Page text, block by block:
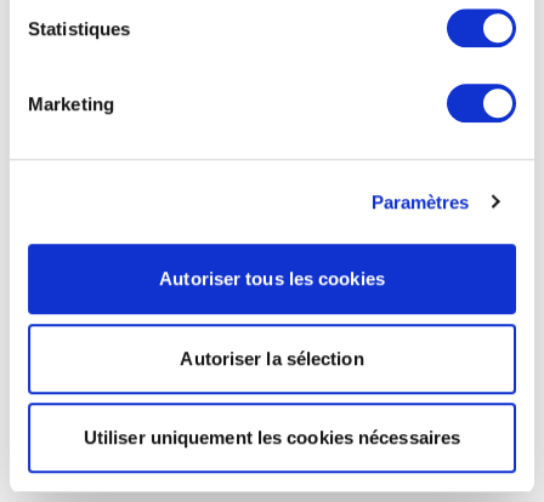
Statistiques
Marketing
Paramètres
Autoriser tous les cookies
Autoriser la sélection
Utiliser uniquement les cookies nécessaires